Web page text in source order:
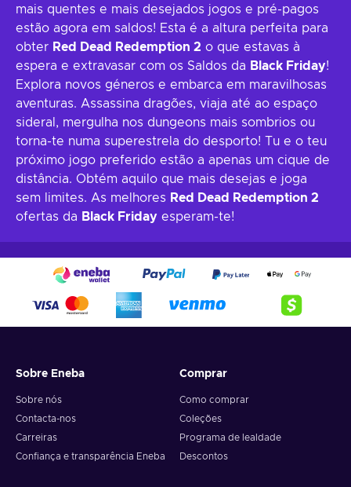
mais quentes e mais desejados jogos e pré-pagos
estão agora em saldos! Esta é a altura perfeita para
obter Red Dead Redemption 2 o que estavas à
espera e extravasar com os Saldos da Black Friday!
Explora novos géneros e embarca em maravilhosas
aventuras. Assassina dragões, viaja até ao espaço
sideral, mergulha nos dungeons mais sombrios ou
torna-te numa superestrela do desporto! Tu e o teu
próximo jogo preferido estão a apenas um cique de
distância. Obtém aquilo que mais desejas e joga
sem limites. As melhores Red Dead Redemption 2
ofertas da Black Friday esperam-te!
Sobre Eneba
Sobre nós
Contacta-nos
Carreiras
Confiança e transparência Eneba
Comprar
Como comprar
Coleções
Programa de lealdade
Descontos